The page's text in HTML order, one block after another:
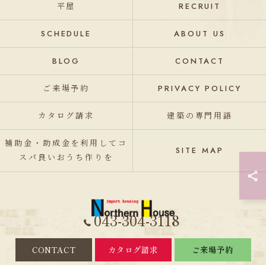
043-304-3118
CONTACT カタログ請求 ご来場予約
平屋 RECRUIT
SCHEDULE ABOUT US
BLOG CONTACT
ご来場予約 PRIVACY POLICY
カタログ請求 建築の専門用語
補助金・助成金を利用してコ
スパ良いおうち作りを
SITE MAP
© 2026 千葉の輸入住宅は株式会社ノーザンハウス ALL RIGHTS RESERVED.